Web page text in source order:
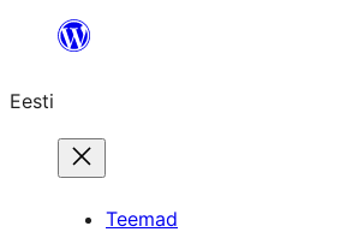
Eesti
Teemad